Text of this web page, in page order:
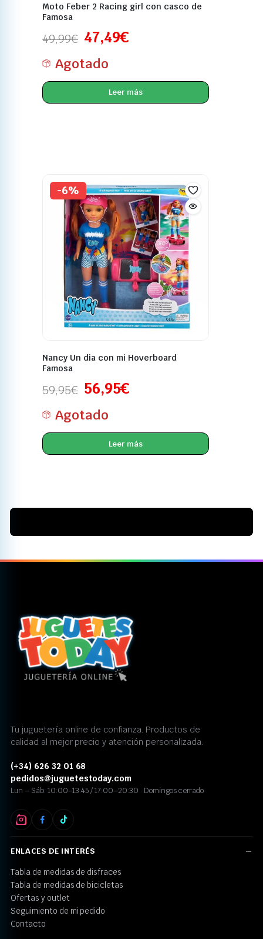
Moto Feber 2 Racing girl con casco de
Famosa
49,99€ 47,49€
Agotado
Leer más
-6%
Nancy Un dia con mi Hoverboard
Famosa
59,95€ 56,95€
Agotado
Leer más
Tu juguetería online de confianza. Productos de
calidad al mejor precio y atención personalizada.
(+34) 626 32 01 68
pedidos@juguetestoday.com
Lun – Sáb: 10:00–13:45 / 17:00–20:30 · Domingos cerrado
ENLACES DE INTERÉS
Tabla de medidas de disfraces
Tabla de medidas de bicicletas
Ofertas y outlet
Seguimiento de mi pedido
Contacto